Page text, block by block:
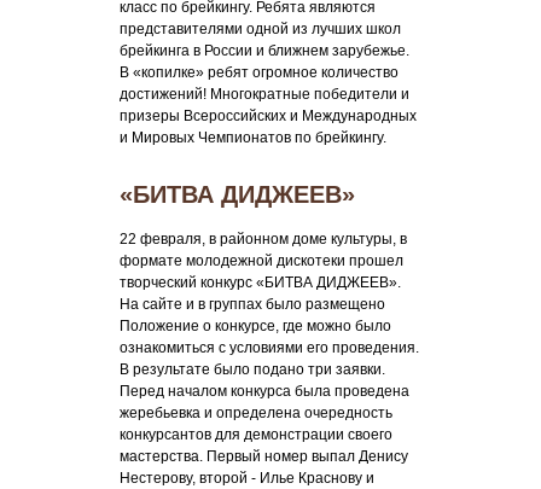
класс по брейкингу. Ребята являются
представителями одной из лучших школ
брейкинга в России и ближнем зарубежье.
В «копилке» ребят огромное количество
достижений! Многократные победители и
призеры Всероссийских и Международных
и Мировых Чемпионатов по брейкингу.
«БИТВА ДИДЖЕЕВ»
22 февраля, в районном доме культуры, в
формате молодежной дискотеки прошел
творческий конкурс «БИТВА ДИДЖЕЕВ».
На сайте и в группах было размещено
Положение о конкурсе, где можно было
ознакомиться с условиями его проведения.
В результате было подано три заявки.
Перед началом конкурса была проведена
жеребьевка и определена очередность
конкурсантов для демонстрации своего
мастерства. Первый номер выпал Денису
Нестерову, второй - Илье Краснову и